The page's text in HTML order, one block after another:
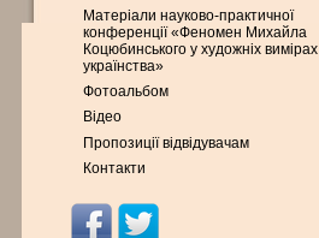
Матеріали науково-практичної
конференції «Феномен Михайла
Коцюбинського у художніх вимірах
українства»
Фотоальбом
Відео
Пропозиції відвідувачам
Контакти